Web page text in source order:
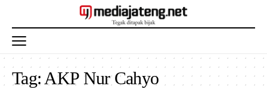
Tag: AKP Nur Cahyo